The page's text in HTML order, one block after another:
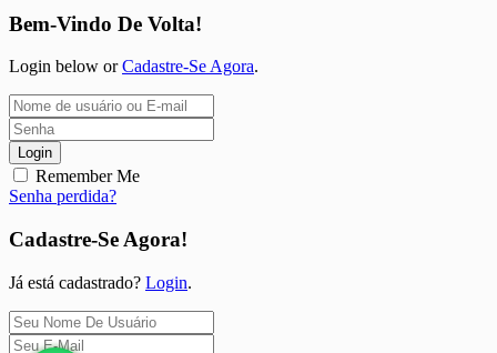
Bem-Vindo De Volta!
Login below orCadastre-Se Agora.
Login
Remember Me
Senha perdida?
Cadastre-Se Agora!
Já está cadastrado? Login.